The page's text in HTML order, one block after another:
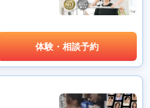
体験・相談予約